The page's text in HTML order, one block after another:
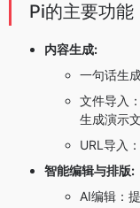
Pi的主要功能
内容生成:
一句话生
文件导入
生成演示文
URL导入
智能编辑与排版:
AI编辑：